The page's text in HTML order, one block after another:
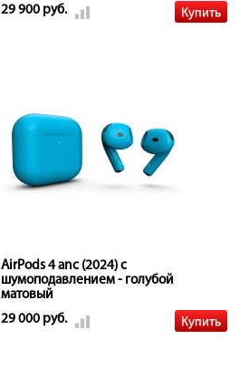
29 900 руб.
AirPods 4 anc (2024) с
шумоподавлением - голубой
матовый
29 000 руб.